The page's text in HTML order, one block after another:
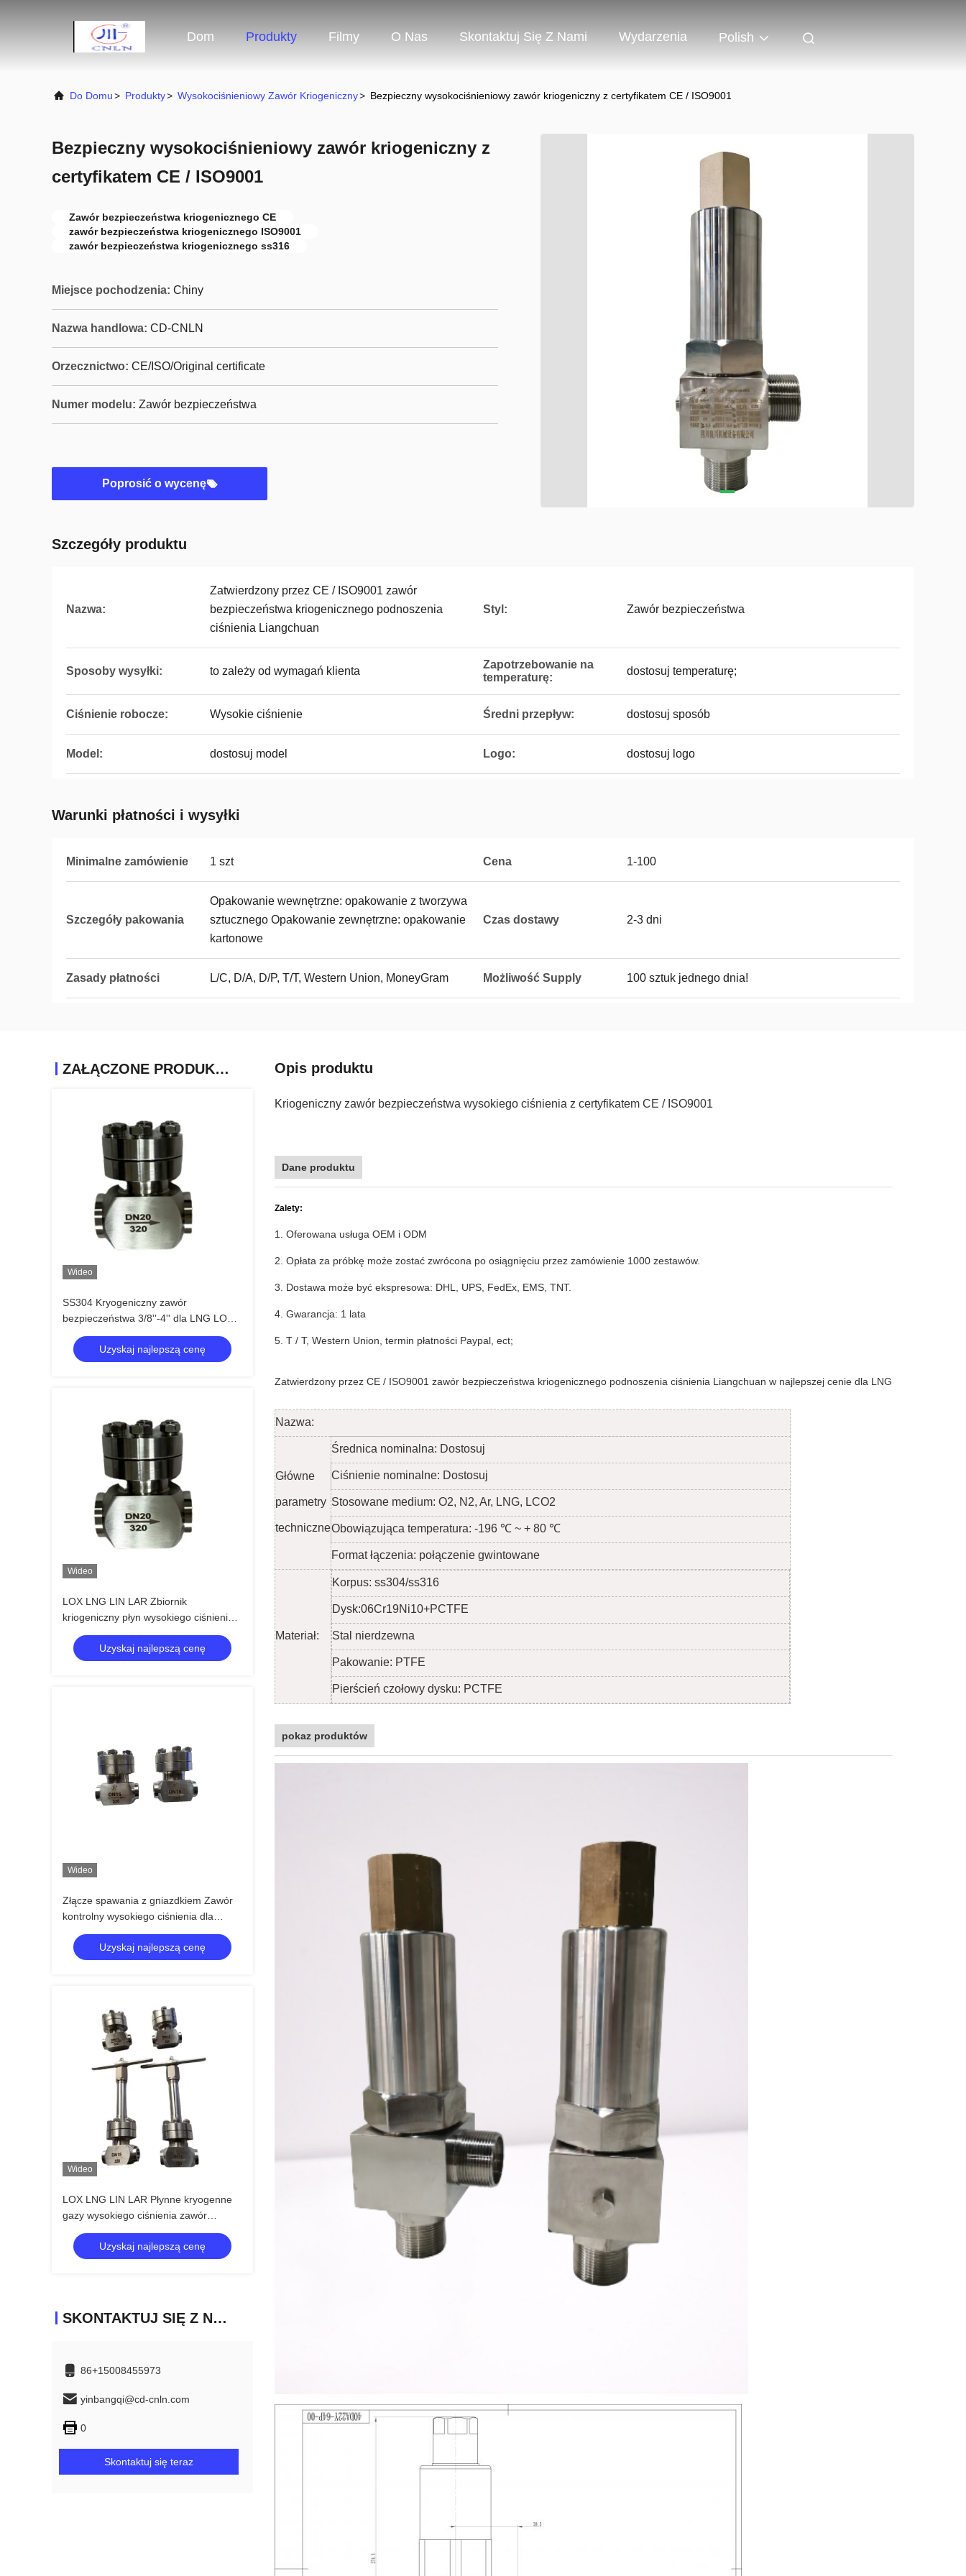
Dom Produkty Filmy O Nas Skontaktuj Się Z Nami Wydarzenia Polish
Do Domu> Produkty> Wysokociśnieniowy Zawór Kriogeniczny> Bezpieczny wysokociśnieniowy zawór kriogeniczny z certyfikatem CE / ISO9001
Bezpieczny wysokociśnieniowy zawór kriogeniczny z
certyfikatem CE / ISO9001
Zawór bezpieczeństwa kriogenicznego CE
zawór bezpieczeństwa kriogenicznego ISO9001
zawór bezpieczeństwa kriogenicznego ss316
Miejsce pochodzenia: Chiny
Nazwa handlowa: CD-CNLN
Orzecznictwo: CE/ISO/Original certificate
Numer modelu: Zawór bezpieczeństwa
Poprosić o wycenę
Szczegóły produktu
Nazwa:
Zatwierdzony przez CE / ISO9001 zawór
bezpieczeństwa kriogenicznego podnoszenia
ciśnienia Liangchuan
Styl: Zawór bezpieczeństwa
Sposoby wysyłki: to zależy od wymagań klienta
Zapotrzebowanie na
temperaturę:
dostosuj temperaturę;
Ciśnienie robocze: Wysokie ciśnienie Średni przepływ: dostosuj sposób
Model: dostosuj model Logo: dostosuj logo
Warunki płatności i wysyłki
Minimalne zamówienie 1 szt Cena 1-100
Szczegóły pakowania
Opakowanie wewnętrzne: opakowanie z tworzywa
sztucznego Opakowanie zewnętrzne: opakowanie
kartonowe
Czas dostawy 2-3 dni
Zasady płatności L/C, D/A, D/P, T/T, Western Union, MoneyGram Możliwość Supply 100 sztuk jednego dnia!
ZAŁĄCZONE PRODUKTY
Wideo
SS304 Kryogeniczny zawór
bezpieczeństwa 3/8''-4'' dla LNG LOX
LIN LAR
Uzyskaj najlepszą cenę
Wideo
LOX LNG LIN LAR Zbiornik
kriogeniczny płyn wysokiego ciśnienia
Zawór kontrolny, zawór kulkowy PN320
Wysoka jakośćUzyskaj najlepszą cenę
Wideo
Złącze spawania z gniazdkiem Zawór
kontrolny wysokiego ciśnienia dla
płynnych gazów kryogenicznych Zawór
Lox Lng Lin PN320
Uzyskaj najlepszą cenę
Wideo
LOX LNG LIN LAR Płynne kryogenne
gazy wysokiego ciśnienia zawór
kontrolny, zawór kulkowy PN320 SS304
Uzyskaj najlepszą cenę
SKONTAKTUJ SIĘ Z NAMI
86+15008455973
yinbangqi@cd-cnln.com
0
Skontaktuj się teraz
Opis produktu
Kriogeniczny zawór bezpieczeństwa wysokiego ciśnienia z certyfikatem CE / ISO9001
Dane produktu
Zalety:
1. Oferowana usługa OEM i ODM
2. Opłata za próbkę może zostać zwrócona po osiągnięciu przez zamówienie 1000 zestawów.
3. Dostawa może być ekspresowa: DHL, UPS, FedEx, EMS, TNT.
4. Gwarancja: 1 lata
5. T / T, Western Union, termin płatności Paypal, ect;
Zatwierdzony przez CE / ISO9001 zawór bezpieczeństwa kriogenicznego podnoszenia ciśnienia Liangchuan w najlepszej cenie dla LNG
Nazwa:
Główne
parametry
techniczne
Średnica nominalna: Dostosuj
Ciśnienie nominalne: Dostosuj
Stosowane medium: O2, N2, Ar, LNG, LCO2
Obowiązująca temperatura: -196 ℃ ~ + 80 ℃
Format łączenia: połączenie gwintowane
Materiał:
Korpus: ss304/ss316
Dysk:06Cr19Ni10+PCTFE
Stal nierdzewna
Pakowanie: PTFE
Pierścień czołowy dysku: PCTFE
pokaz produktów